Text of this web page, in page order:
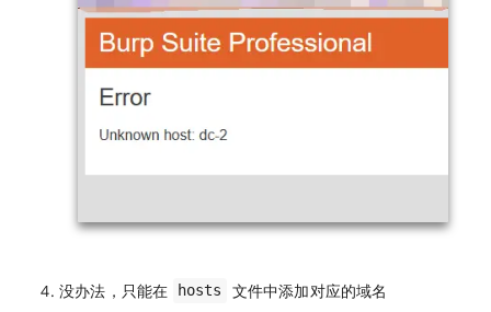
没办法，只能在 hosts 文件中添加对应的域名